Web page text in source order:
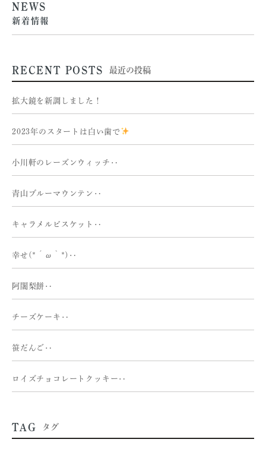
NEWS
新着情報
RECENT POSTS 最近の投稿
拡大鏡を新調しました！
2023年のスタートは白い歯で
小川軒のレーズンウィッチ‥
青山ブルーマウンテン‥
キャラメルビスケット‥
幸せ(*´ω｀*)‥
阿闍梨餅‥
チーズケーキ‥
笹だんご‥
ロイズチョコレートクッキー‥
TAG タグ